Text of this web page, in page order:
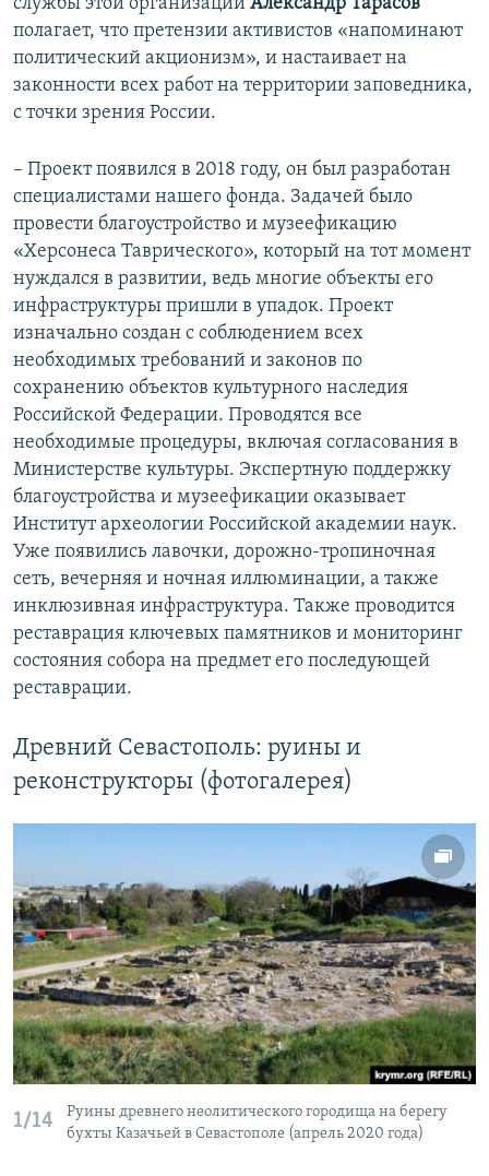
полагает, что претензии активистов «напоминают
политический акционизм», и настаивает на
законности всех работ на территории заповедника,
с точки зрения России.
– Проект появился в 2018 году, он был разработан
специалистами нашего фонда. Задачей было
провести благоустройство и музеефикацию
«Херсонеса Таврического», который на тот момент
нуждался в развитии, ведь многие объекты его
инфраструктуры пришли в упадок. Проект
изначально создан с соблюдением всех
необходимых требований и законов по
сохранению объектов культурного наследия
Российской Федерации. Проводятся все
необходимые процедуры, включая согласования в
Министерстве культуры. Экспертную поддержку
благоустройства и музеефикации оказывает
Институт археологии Российской академии наук.
Уже появились лавочки, дорожно-тропиночная
сеть, вечерняя и ночная иллюминации, а также
инклюзивная инфраструктура. Также проводится
реставрация ключевых памятников и мониторинг
состояния собора на предмет его последующей
реставрации.
Древний Севастополь: руины и
реконструкторы (фотогалерея)
1/14
Руины древнего неолитического городища на берегу
бухты Казачьей в Севастополе (апрель 2020 года)